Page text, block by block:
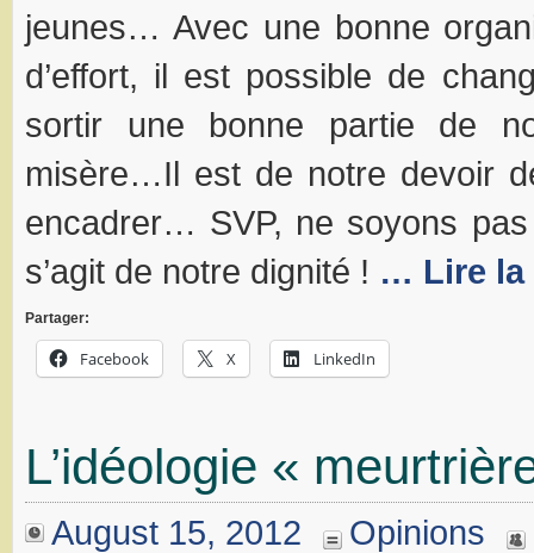
jeunes… Avec une bonne
d’effort, il est possible de
sortir une bonne partie de
misère…Il est de notre devoir
encadrer… SVP, ne soyons
s’agit de notre dignité ! … Lire la
Partager:
Facebook X LinkedIn
L’idéologie «
August 15, 2012 Opinions